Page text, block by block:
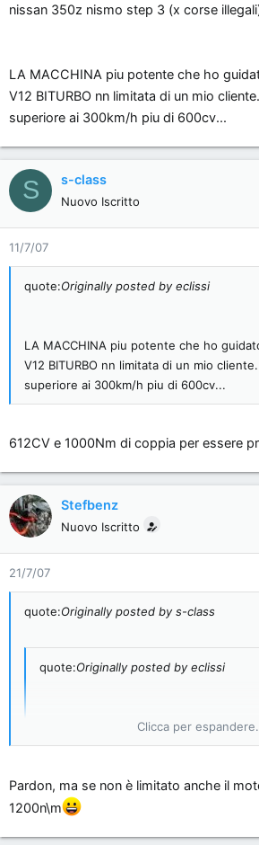
nissan 350z nismo step 3 (x corse
LA MACCHINA piu potente che ho
V12 BITURBO nn limitata di un mio
superiore ai 300km/h piu di 600cv...
S s-class
Nuovo Iscritto
11/7/07
quote:Originally posted by eclissi
LA MACCHINA piu potente che ho
V12 BITURBO nn limitata di un mio
superiore ai 300km/h piu di 600cv...
612CV e 1000Nm di coppia per essere
Stefbenz
Nuovo Iscritto
21/7/07
quote:Originally posted by s-class
quote:Originally posted by eclissi
LA MACCHINA piu potente che ho
AMG V12 BITURBO nn limitata di un
Clicca per
612CV e 1000Nm di coppia per essere
Clicca per
Pardon, ma se non è limitato anche il
1200n\m